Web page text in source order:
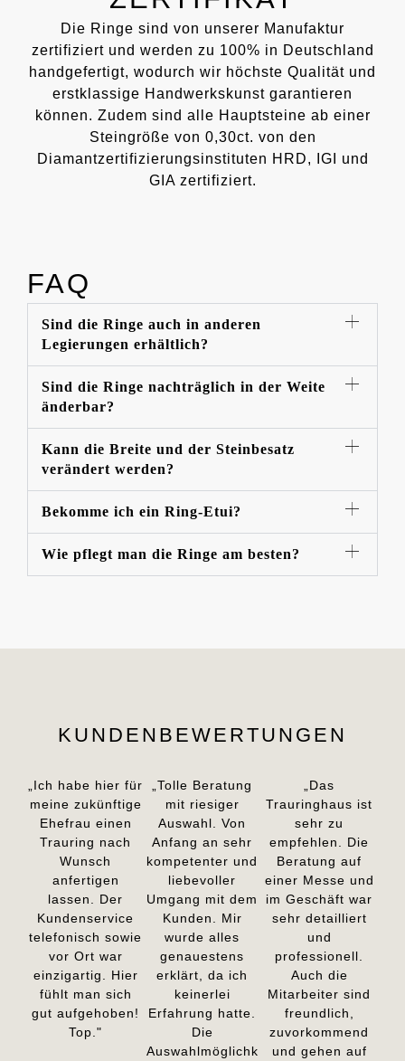
Die Ringe sind von unserer Manufaktur
zertifiziert und werden zu 100% in Deutschland
handgefertigt, wodurch wir höchste Qualität und
erstklassige Handwerkskunst garantieren
können. Zudem sind alle Hauptsteine ab einer
Steingröße von 0,30ct. von den
Diamantzertifizierungsinstituten HRD, IGI und
GIA zertifiziert.
FAQ
Sind die Ringe auch in anderen
Legierungen erhältlich?
Sind die Ringe nachträglich in der Weite
änderbar?
Kann die Breite und der Steinbesatz
verändert werden?
Bekomme ich ein Ring-Etui?
Wie pflegt man die Ringe am besten?
KUNDENBEWERTUNGEN
„Ich habe hier für
meine zukünftige
Ehefrau einen
Trauring nach
Wunsch
anfertigen
lassen. Der
Kundenservice
telefonisch sowie
vor Ort war
einzigartig. Hier
fühlt man sich
gut aufgehoben!
Top."
„Tolle Beratung
mit riesiger
Auswahl. Von
Anfang an sehr
kompetenter und
liebevoller
Umgang mit dem
Kunden. Mir
wurde alles
genauestens
erklärt, da ich
keinerlei
Erfahrung hatte.
Die
Auswahlmöglichk
„Das
Trauringhaus ist
sehr zu
empfehlen. Die
Beratung auf
einer Messe und
im Geschäft war
sehr detailliert
und
professionell.
Auch die
Mitarbeiter sind
freundlich,
zuvorkommend
und gehen auf